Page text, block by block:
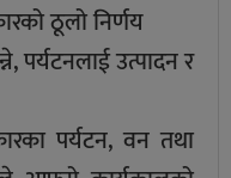
ठूलो निर्णय
पर्यटनलाई उत्पादन र
पर्यटन, वन तथा